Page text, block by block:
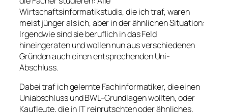
Wirtschaftsinformatikstudis, die ich traf, waren
meist jünger als ich, aber in der ähnlichen Situation:
Irgendwie sind sie beruflich in das Feld
hineingeraten und wollen nun aus verschiedenen
Gründen auch einen entsprechenden Uni-
Abschluss.
Dabei traf ich gelernte Fachinformatiker, die einen
Uniabschluss und BWL-Grundlagen wollten, oder
Kaufleute, die in IT reinrutschten oder ähnliches.